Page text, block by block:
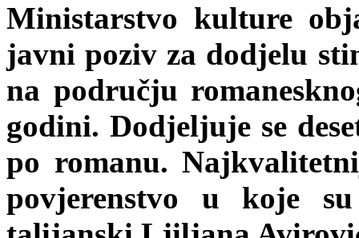
Ministarstvo kulture
javni poziv za dodjelu
na području
godini. Dodjeljuje se
po romanu.
povjerenstvo u koje